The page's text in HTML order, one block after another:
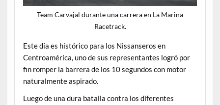
Team Carvajal durante una carrera en La Marina
Racetrack.
Este día es histórico para los Nissanseros en
Centroamérica, uno de sus representantes logró por
fin romper la barrera de los 10 segundos con motor
naturalmente aspirado.
Luego de una dura batalla contra los diferentes